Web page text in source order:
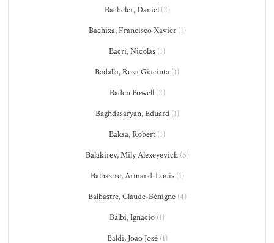
Bacheler, Daniel(2)
Bachixa, Francisco Xavier(1)
Bacri, Nicolas (1)
Badalla, Rosa Giacinta (1)
Baden Powell(2)
Baghdasaryan, Eduard(1)
Baksa, Robert (1)
Balakirev, Mily Alexeyevich(6)
Balbastre, Armand-Louis(1)
Balbastre, Claude-Bénigne(4)
Balbi, Ignacio (1)
Baldi, João José(1)